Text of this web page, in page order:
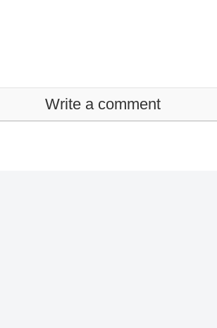
Write a comment